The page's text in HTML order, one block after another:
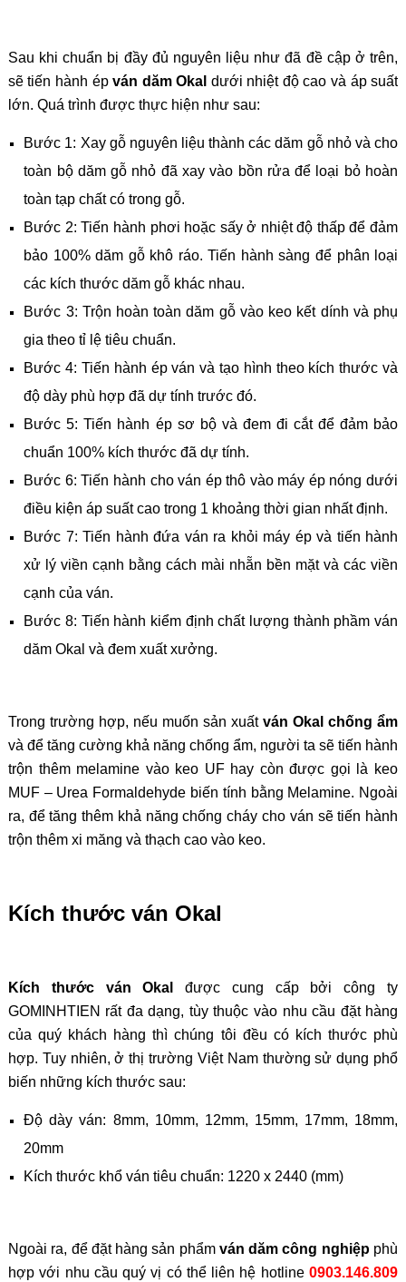
Sau khi chuẩn bị đầy đủ nguyên liệu như đã đề cập ở trên,
sẽ tiến hành épván dăm Okal dưới nhiệt độ cao và áp suất
lớn. Quá trình được thực hiện như sau:
Bước 1: Xay gỗ nguyên liệu thành các dăm gỗ nhỏ và cho
toàn bộ dăm gỗ nhỏ đã xay vào bồn rửa để loại bỏ hoàn
toàn tạp chất có trong gỗ.
Bước 2: Tiến hành phơi hoặc sấy ở nhiệt độ thấp để đảm
bảo 100% dăm gỗ khô ráo. Tiến hành sàng để phân loại
các kích thước dăm gỗ khác nhau.
Bước 3: Trộn hoàn toàn dăm gỗ vào keo kết dính và phụ
gia theo tỉ lệ tiêu chuẩn.
Bước 4: Tiến hành ép ván và tạo hình theo kích thước và
độ dày phù hợp đã dự tính trước đó.
Bước 5: Tiến hành ép sơ bộ và đem đi cắt để đảm bảo
chuẩn 100% kích thước đã dự tính.
Bước 6: Tiến hành cho ván ép thô vào máy ép nóng dưới
điều kiện áp suất cao trong 1 khoảng thời gian nhất định.
Bước 7: Tiến hành đứa ván ra khỏi máy ép và tiến hành
xử lý viền cạnh bằng cách mài nhẵn bền mặt và các viền
cạnh của ván.
Bước 8: Tiến hành kiểm định chất lượng thành phầm ván
dăm Okal và đem xuất xưởng.
Trong trường hợp, nếu muốn sản xuấtván Okal chống ẩm
và để tăng cường khả năng chống ẩm, người ta sẽ tiến hành
trộn thêm melamine vào keo UF hay còn được gọi là keo
MUF – Urea Formaldehyde biến tính bằng Melamine. Ngoài
ra, để tăng thêm khả năng chống cháy cho ván sẽ tiến hành
trộn thêm xi măng và thạch cao vào keo.
Kích thước ván Okal
Kích thước ván Okal
được cung cấp bởi công ty
GOMINHTIEN rất đa dạng, tùy thuộc vào nhu cầu đặt hàng
của quý khách hàng thì chúng tôi đều có kích thước phù
hợp. Tuy nhiên, ở thị trường Việt Nam thường sử dụng phổ
biến những kích thước sau:
Độ dày ván: 8mm, 10mm, 12mm, 15mm, 17mm, 18mm,
20mm
Kích thước khổ ván tiêu chuẩn: 1220 x 2440 (mm)
Ngoài ra, để đặt hàng sản phẩm ván dăm công nghiệpphù
hợp với nhu cầu quý vị có thể liên hệ hotline0903.146.809